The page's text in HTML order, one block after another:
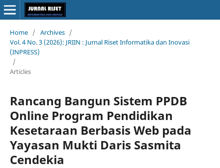
Home / Archives /
Vol. 4 No. 3 (2026): JRIIN : Jurnal Riset Informatika dan Inovasi
(INPRESS)
/
Articles
Rancang Bangun Sistem PPDB
Online Program Pendidikan
Kesetaraan Berbasis Web pada
Yayasan Mukti Daris Sasmita
Cendekia